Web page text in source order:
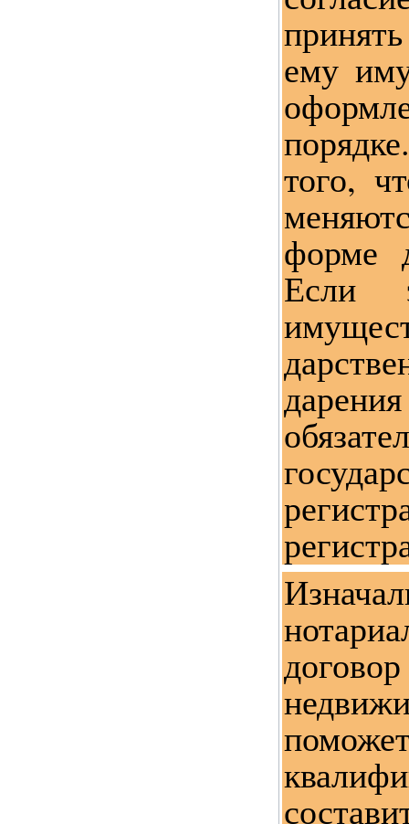
ему
того,
форме
Если